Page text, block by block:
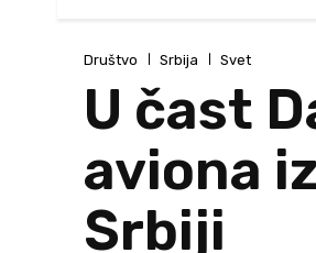
Društvo Srbija Svet
U čast
aviona
Srbiji